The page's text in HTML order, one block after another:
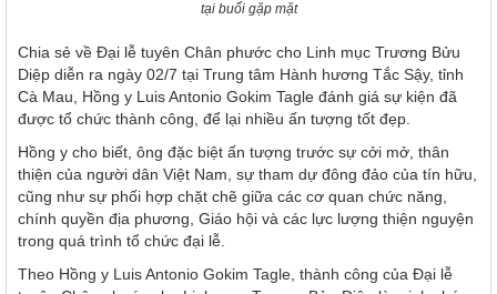
tại buổi gặp mặt
Chia sẻ về Đại lễ tuyên Chân phước cho Linh mục Trương Bửu
Diệp diễn ra ngày 02/7 tại Trung tâm Hành hương Tắc Sậy, tỉnh
Cà Mau, Hồng y Luis Antonio Gokim Tagle đánh giá sự kiện đã
được tổ chức thành công, để lại nhiều ấn tượng tốt đẹp.
Hồng y cho biết, ông đặc biệt ấn tượng trước sự cởi mở, thân
thiện của người dân Việt Nam, sự tham dự đông đảo của tín hữu,
cũng như sự phối hợp chặt chẽ giữa các cơ quan chức năng,
chính quyền địa phương, Giáo hội và các lực lượng thiện nguyện
trong quá trình tổ chức đại lễ.
Theo Hồng y Luis Antonio Gokim Tagle, thành công của Đại lễ